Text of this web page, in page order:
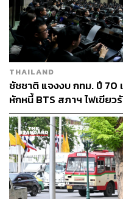
TAGS: เลือกตั้งผู้ว่าฯ กทม
ผู้ว่าราชการกรุงเทพ
THAILAND
ชัชชาติ แจงงบ กทม. ปี 70
หักหนี้ BTS สภาฯ ไฟเขีย
กต์ล่าช้า